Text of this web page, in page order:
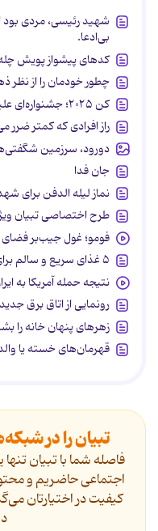
شهید رئیسی، مردی بود
بی‌ادعا.
کدهای پیشواز پویش
چطور خودمان را از نظر ذهنی ۳۸ برابر
کن ۲۰۲۵؛ جشنواره‌ای علیه خانواده
راز افرادی که کمتر ضرر
دورود، سرزمین
جان فدا
نماز لیله الدفن برای
طرح اختصاصی تبیان
فومو؛ غول جیب‌بر
۵ غذای سریع و سالم برای طبیعت‌گردی
نتیجه حمله آمریکا به
رونمایی از اتاق برق
زهرهای پنهان خانه را
قهرمان‌های خسته یا
تبیان را در
فاصله شما با تبیان
اجتماعی حاضریم و
کیفیت در اختیارتان